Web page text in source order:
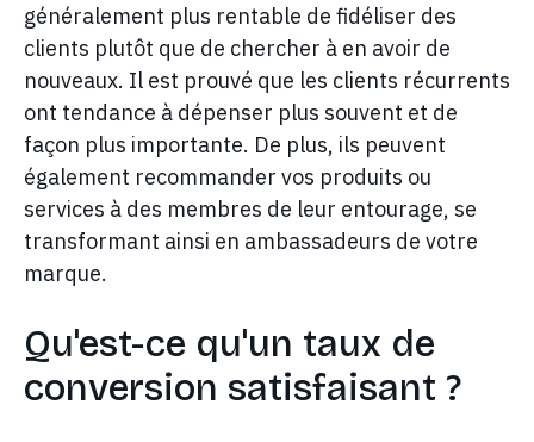
généralement plus rentable de fidéliser des
clients plutôt que de chercher à en avoir de
nouveaux. Il est prouvé que les clients récurrents
ont tendance à dépenser plus souvent et de
façon plus importante. De plus, ils peuvent
également recommander vos produits ou
services à des membres de leur entourage, se
transformant ainsi en ambassadeurs de votre
marque.
Qu'est-ce qu'un taux de
conversion satisfaisant ?